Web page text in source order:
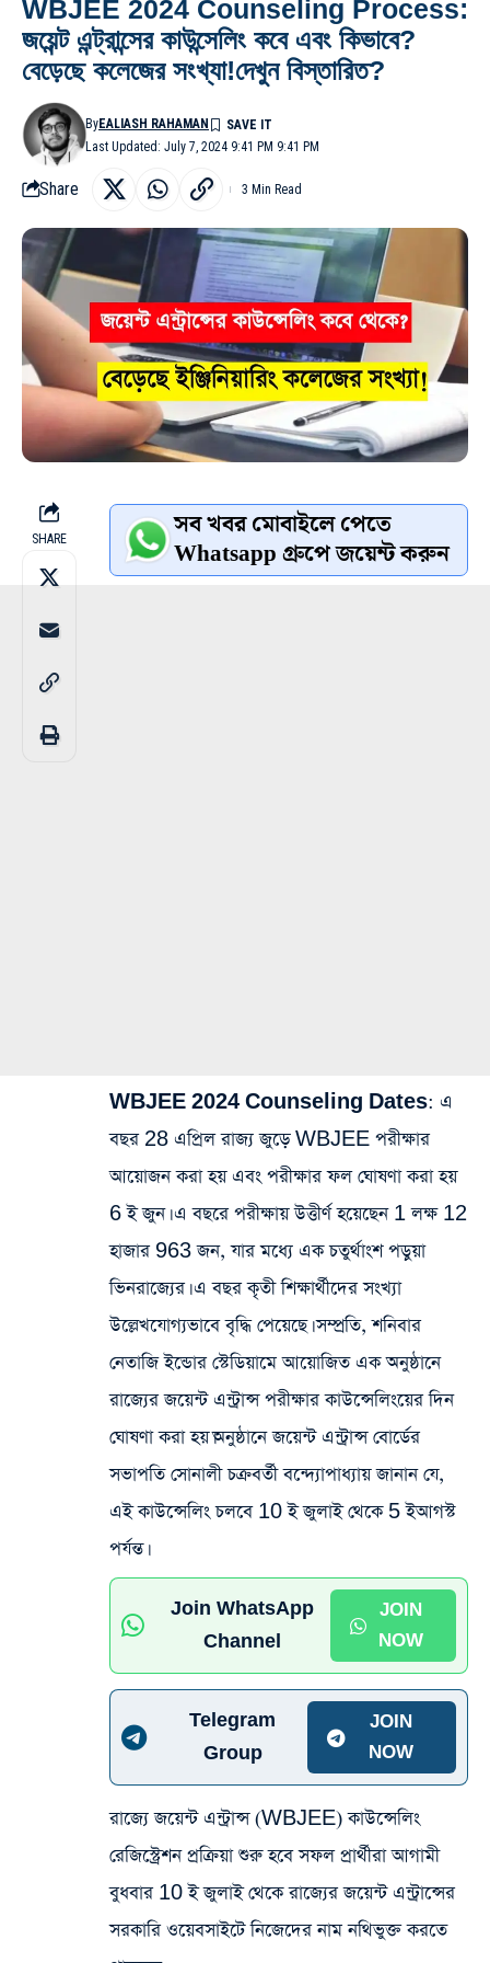
WBJEE 2024 Counseling Process:
জয়েন্ট এন্ট্রান্সের কাউন্সেলিং কবে এবং কিভাবে?
বেড়েছে কলেজের সংখ্যা!দেখুন বিস্তারিত?
Last Updated: July 7, 2024 9:41 PM 9:41 PM
ByEALIASH RAHAMAN
Share 3 Min Read
SHARE সব খবর মোবাইলে পেতে
Whatsapp গ্রুপে জয়েন্ট করুন
WBJEE 2024 Counseling Dates: এ
বছর 28 এপ্রিল রাজ্য জুড়ে WBJEE পরীক্ষার
আয়োজন করা হয় এবং পরীক্ষার ফল ঘোষণা করা হয়
6 ই জুন। এ বছরে পরীক্ষায় উত্তীর্ণ হয়েছেন 1 লক্ষ 12
হাজার 963 জন, যার মধ্যে এক চতুর্থাংশ পড়ুয়া
ভিনরাজ্যের। এ বছর কৃতী শিক্ষার্থীদের সংখ্যা
উল্লেখযোগ্যভাবে বৃদ্ধি পেয়েছে। সম্প্রতি, শনিবার
নেতাজি ইন্ডোর স্টেডিয়ামে আয়োজিত এক অনুষ্ঠানে
রাজ্যের জয়েন্ট এন্ট্রান্স পরীক্ষার কাউন্সেলিংয়ের দিন
ঘোষণা করা হয়।অনুষ্ঠানে জয়েন্ট এন্ট্রান্স বোর্ডের
সভাপতি সোনালী চক্রবর্তী বন্দ্যোপাধ্যায় জানান যে,
এই কাউন্সেলিং চলবে 10 ই জুলাই থেকে 5 ইআগস্ট
পর্যন্ত।
Join WhatsApp
Channel
JOIN
NOW
Telegram
Group
JOIN
NOW
রাজ্যে জয়েন্ট এন্ট্রান্স (WBJEE) কাউন্সেলিং
রেজিস্ট্রেশন প্রক্রিয়া শুরু হবে সফল প্রার্থীরা আগামী
বুধবার 10 ই জুলাই থেকে রাজ্যের জয়েন্ট এন্ট্রান্সের
সরকারি ওয়েবসাইটে নিজেদের নাম নথিভুক্ত করতে